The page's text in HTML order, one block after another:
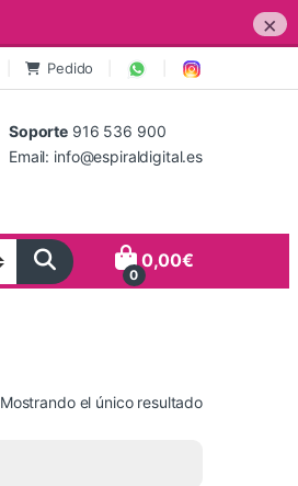
×
Pedido
Soporte 916 536 900
Email: info@espiraldigital.es
0
0,00€
Mostrando el único resultado